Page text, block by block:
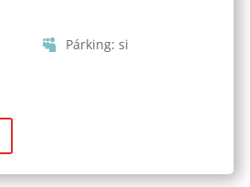
Párking: si